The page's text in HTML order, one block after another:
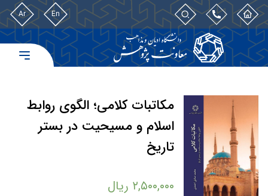
En
Ar
مکاتبات کلامی؛ الگوی روابط
اسلام و مسیحیت در بستر
تاریخ
۲,۵۰۰,۰۰۰ ریال